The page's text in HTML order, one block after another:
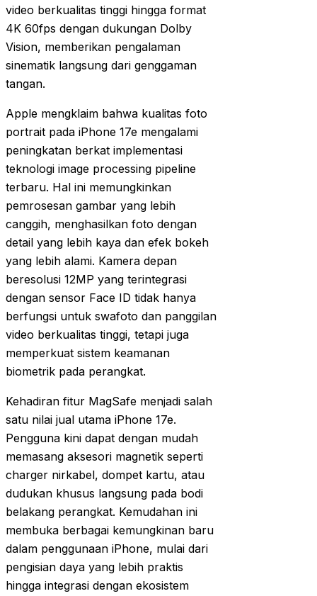
video berkualitas tinggi hingga format
4K 60fps dengan dukungan Dolby
Vision, memberikan pengalaman
sinematik langsung dari genggaman
tangan.
Apple mengklaim bahwa kualitas foto
portrait pada iPhone 17e mengalami
peningkatan berkat implementasi
teknologi image processing pipeline
terbaru. Hal ini memungkinkan
pemrosesan gambar yang lebih
canggih, menghasilkan foto dengan
detail yang lebih kaya dan efek bokeh
yang lebih alami. Kamera depan
beresolusi 12MP yang terintegrasi
dengan sensor Face ID tidak hanya
berfungsi untuk swafoto dan panggilan
video berkualitas tinggi, tetapi juga
memperkuat sistem keamanan
biometrik pada perangkat.
Kehadiran fitur MagSafe menjadi salah
satu nilai jual utama iPhone 17e.
Pengguna kini dapat dengan mudah
memasang aksesori magnetik seperti
charger nirkabel, dompet kartu, atau
dudukan khusus langsung pada bodi
belakang perangkat. Kemudahan ini
membuka berbagai kemungkinan baru
dalam penggunaan iPhone, mulai dari
pengisian daya yang lebih praktis
hingga integrasi dengan ekosistem